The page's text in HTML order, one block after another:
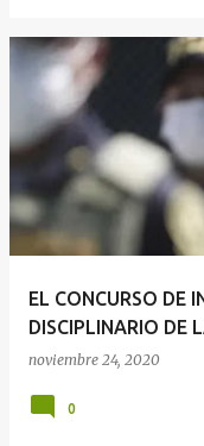
EL CONCURSO DE
DISCIPLINARIO DE
noviembre 24, 2020
0